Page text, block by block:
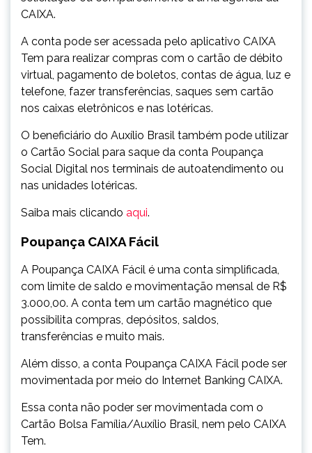
CAIXA.
A conta pode ser acessada pelo aplicativo CAIXA
Tem para realizar compras com o cartão de débito
virtual, pagamento de boletos, contas de água, luz e
telefone, fazer transferências, saques sem cartão
nos caixas eletrônicos e nas lotéricas.
O beneficiário do Auxílio Brasil também pode utilizar
o Cartão Social para saque da conta Poupança
Social Digital nos terminais de autoatendimento ou
nas unidades lotéricas.
Saiba mais clicando aqui.
Poupança CAIXA Fácil
A Poupança CAIXA Fácil é uma conta simplificada,
com limite de saldo e movimentação mensal de R$
3.000,00. A conta tem um cartão magnético que
possibilita compras, depósitos, saldos,
transferências e muito mais.
Além disso, a conta Poupança CAIXA Fácil pode ser
movimentada por meio do Internet Banking CAIXA.
Essa conta não poder ser movimentada com o
Cartão Bolsa Família/Auxílio Brasil, nem pelo CAIXA
Tem.